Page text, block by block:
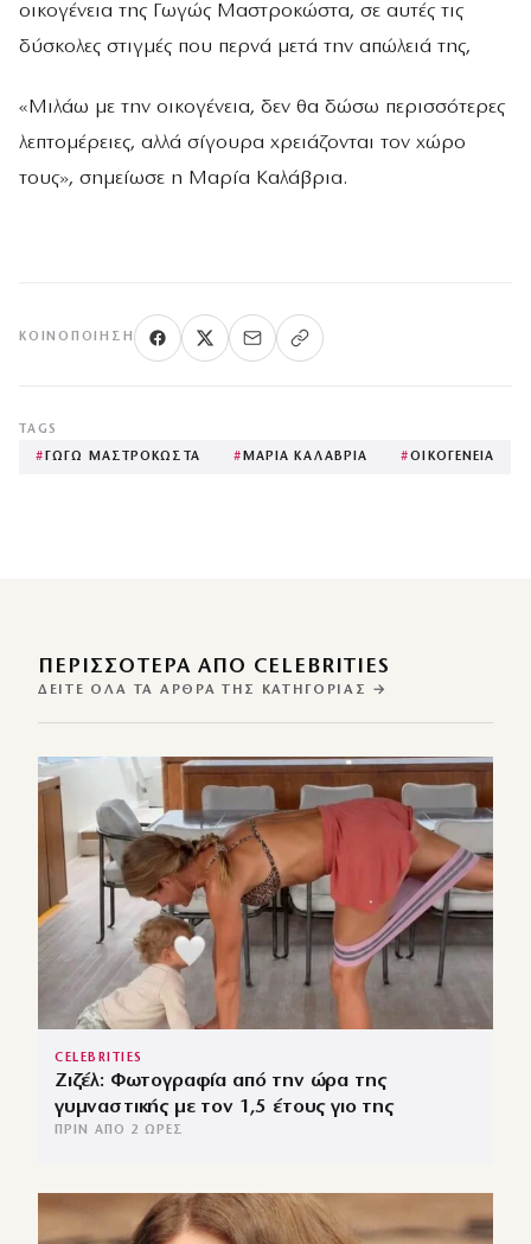
οικογένεια της Γωγώς Μαστροκώστα, σε αυτές τις
δύσκολες στιγμές που περνά μετά την απώλειά της,
«Μιλάω με την οικογένεια, δεν θα δώσω περισσότερες
λεπτομέρειες, αλλά σίγουρα χρειάζονται τον χώρο
τους», σημείωσε η Μαρία Καλάβρια.
ΚΟΙΝΟΠΟΊΗΣΗ
TAGS
# ΓΩΓΩ ΜΑΣΤΡΟΚΩΣΤΑ # ΜΑΡΙΑ ΚΑΛΑΒΡΙΑ #ΟΙΚΟΓΕΝΕΙΑ
ΠΕΡΙΣΣΌΤΕΡΑ ΑΠΌ CELEBRITIES
ΔΕΊΤΕ ΌΛΑ ΤΑ ΆΡΘΡΑ ΤΗΣ ΚΑΤΗΓΟΡΊΑΣ →
CELEBRITIES
Ζιζέλ: Φωτογραφία από την ώρα της
γυμναστικής με τον 1,5 έτους γιο της
ΠΡΙΝ ΑΠΌ 2 ΏΡΕΣ